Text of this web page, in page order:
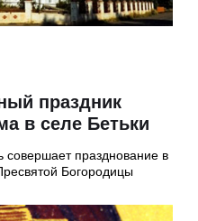
праздник
в селе Бетьки
празднование в
Богородицы